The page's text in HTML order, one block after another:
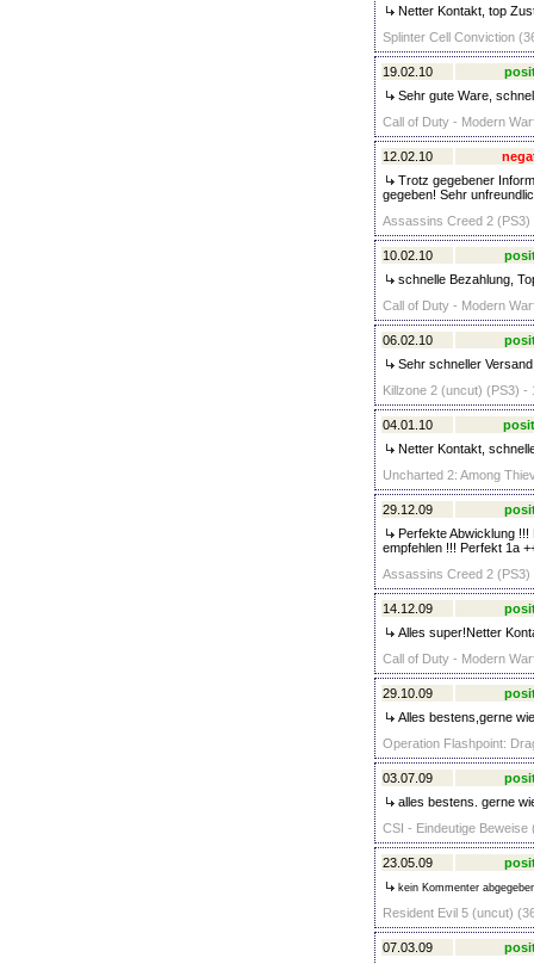
Netter Kontakt, top
Splinter Cell Conviction
19.02.10
Sehr gute Ware,
Call of Duty - Modern
12.02.10
Trotz gegebener
gegeben! Sehr
Assassins Creed 2 (PS3)
10.02.10
schnelle Bezahlung,
Call of Duty - Modern
06.02.10
Sehr schneller
Killzone 2 (uncut) (PS3) -
04.01.10
Netter Kontakt,
Uncharted 2: Among
29.12.09
Perfekte Abwicklung
empfehlen !!! Perfekt 1a
Assassins Creed 2 (PS3)
14.12.09
Alles super!Netter
Call of Duty - Modern
29.10.09
Alles bestens,gerne
Operation Flashpoint:
03.07.09
alles bestens. gerne
CSI - Eindeutige Beweise
23.05.09
kein Kommenter
Resident Evil 5 (uncut)
07.03.09